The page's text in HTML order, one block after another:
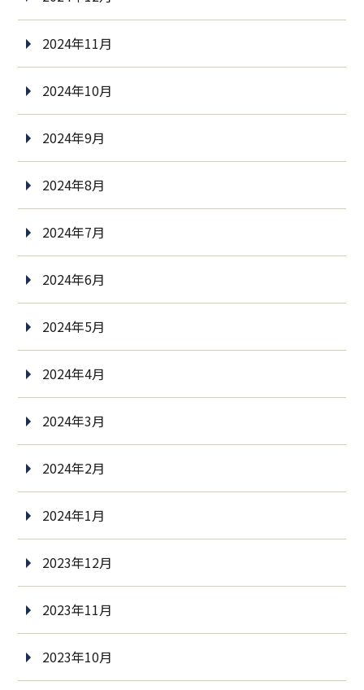
2024年11月
2024年10月
2024年9月
2024年8月
2024年7月
2024年6月
2024年5月
2024年4月
2024年3月
2024年2月
2024年1月
2023年12月
2023年11月
2023年10月